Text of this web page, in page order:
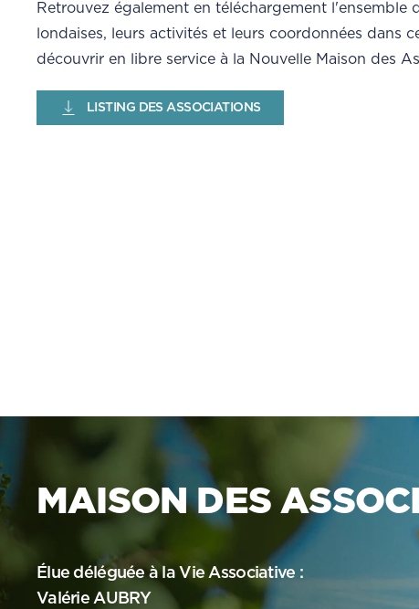
Retrouvez également en téléchargement l'ensemble
londaises, leurs activités et leurs coordonnées dans
découvrir en libre service à la Nouvelle Maison des
LISTING DES ASSOCIATIONS
MAISON DES
Élue déléguée à la Vie Associative :
Valérie AUBRY